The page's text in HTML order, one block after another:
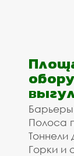
Полоса
Тоннели
Горки и